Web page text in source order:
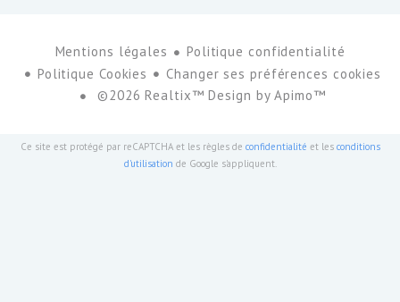
Mentions légales
Politique confidentialité
Politique Cookies
Changer ses préférences cookies
©2026 Realtix™ Design byApimo™
Ce site est protégé par reCAPTCHA et les règles de confidentialité et les conditions
d'utilisation de Google s'appliquent.